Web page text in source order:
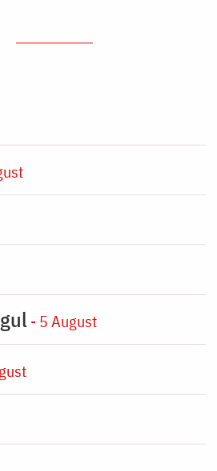
- 5 August